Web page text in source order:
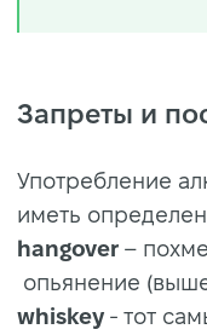
Запреты и
Употребление
иметь
hangover –
опьянение
whiskey - тот